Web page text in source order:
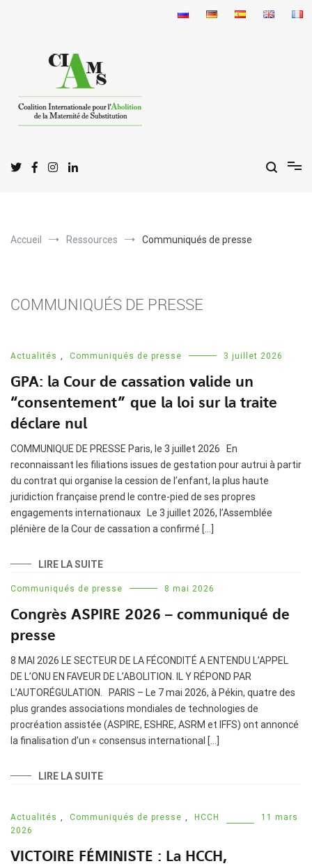
C oalitionI bolitionde la
Accueil Ressources Communiqués de presse
COMMUNIQUÉS DE PRESSE
Actualités Communiqués de presse 3 juillet 2026
GPA: la Cour de cassation valide un
“consentement” que la loi sur la traite
déclare nul
COMMUNIQUE DE PRESSE Paris, le 3 juillet 2026 En
reconnaissant les filiations issues de gestation pour autrui à partir
du contrat qui organise la cession de l’enfant, la plus haute
juridiction française prend le contre-pied de ses propres
engagements internationaux Le 3 juillet 2026, l’Assemblée
plénière de la Cour de cassation a confirmé […]
LIRE LA SUITE
Communiqués de presse 8 mai 2026
Congrès ASPIRE 2026 – communiqué de
presse
8 MAI 2026 LE SECTEUR DE LA FÉCONDITÉ A ENTENDU L’APPEL
DE L’ONU EN FAVEUR DE L’ABOLITION. IL Y RÉPOND PAR
L’AUTORÉGULATION. PARIS – Le 7 mai 2026, à Pékin, quatre des
plus grandes associations mondiales de technologies de
procréation assistée (ASPIRE, ESHRE, ASRM et IFFS) ont annoncé
la finalisation d’un « consensus international […]
LIRE LA SUITE
Actualités Communiqués de presse HCCH
11 mars
2026
VICTOIRE FÉMINISTE : La HCCH,